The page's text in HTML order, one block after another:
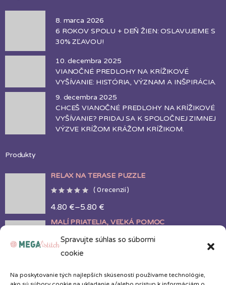
Spravujte súhlas so súbormi
cookie
Na poskytovanie tých najlepších skúseností používame technológie,
8. marca 2026
6 ROKOV SPOLU + DEŇ ŽIEN: OSLAVUJEME S
30% ZĽAVOU!
10. decembra 2025
VIANOČNÉ PREDLOHY NA KRÍŽIKOVÉ
VYŠÍVANIE: HISTÓRIA, VÝZNAM A INŠPIRÁCIA.
9. decembra 2025
CHCEŠ VIANOČNÉ PREDLOHY NA KRÍŽIKOVÉ
VYŠÍVANIE? PRIDAJ SA K SPOLOČNEJ ZIMNEJ
VÝZVE KRÍŽOM KRÁŽOM KRÍŽIKOM.
Produkty
RELAX NA TERASE PUZZLE
(0recenzií )
4.80 €–5.80 €
MALÍ PRIATELIA, VEĽKÁ POMOC
(0recenzií )
3.40€
(0recenzií )